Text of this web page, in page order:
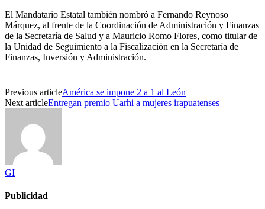
El Mandatario Estatal también nombró a Fernando Reynoso
Márquez, al frente de la Coordinación de Administración y Finanzas
de la Secretaría de Salud y a Mauricio Romo Flores, como titular de
la Unidad de Seguimiento a la Fiscalización en la Secretaría de
Finanzas, Inversión y Administración.
Previous articleAmérica se impone 2 a 1 al León
Next articleEntregan premio Uarhi a mujeres irapuatenses
GI
Publicidad